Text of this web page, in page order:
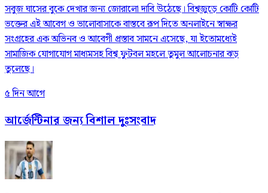
সবুজ ঘাসের বুকে দেখার জন্য জোরালো দাবি উঠেছে। বিশ্বজুড়ে কোটি কোটি
ভক্তের এই আবেগ ও ভালোবাসাকে বাস্তবে রূপ দিতে অনলাইনে স্বাক্ষর
সংগ্রহের এক অভিনব ও আবেগী প্রস্তাব সামনে এসেছে, যা ইতোমধ্যেই
সামাজিক যোগাযোগ মাধ্যমসহ বিশ্ব ফুটবল মহলে তুমুল আলোচনার ঝড়
তুলেছে।
৫ দিন আগে
আর্জেন্টিনার জন্য বিশাল দুঃসংবাদ